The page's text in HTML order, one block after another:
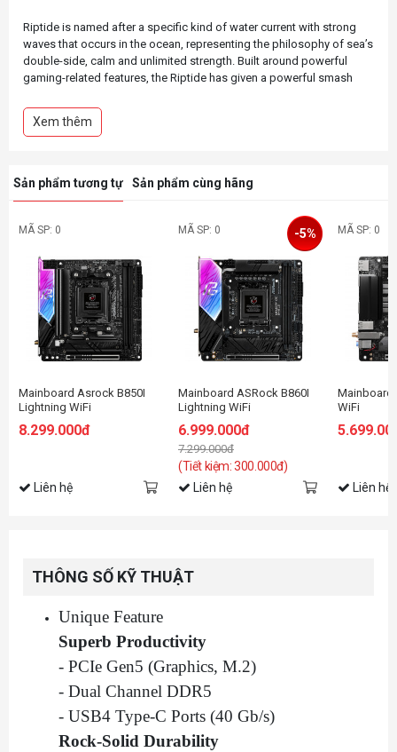
Riptide is named after a specific kind of water current with strong
waves that occurs in the ocean, representing the philosophy of sea’s
double-side, calm and unlimited strength. Built around powerful
gaming-related features, the Riptide has given a powerful smash
Xem thêm
Sản phẩm tương tự Sản phẩm cùng hãng
MÃ SP: 0
Mainboard Asrock B850I
Lightning WiFi
8.299.000đ
Liên hệ
MÃ SP: 0
Mainboard ASRock B860I
Lightning WiFi
6.999.000đ
7.299.000đ
(Tiết kiệm: 300.000đ)
-5%
Liên hệ
MÃ SP: 0
Mainboard
WiFi
Liên hệ
THÔNG SỐ KỸ THUẬT
Unique Feature
Superb Productivity
- PCIe Gen5 (Graphics, M.2)
- Dual Channel DDR5
- USB4 Type-C Ports (40 Gb/s)
Rock-Solid Durability